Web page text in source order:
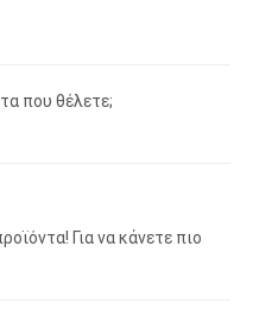
που θέλετε;
Για να κάνετε πιο